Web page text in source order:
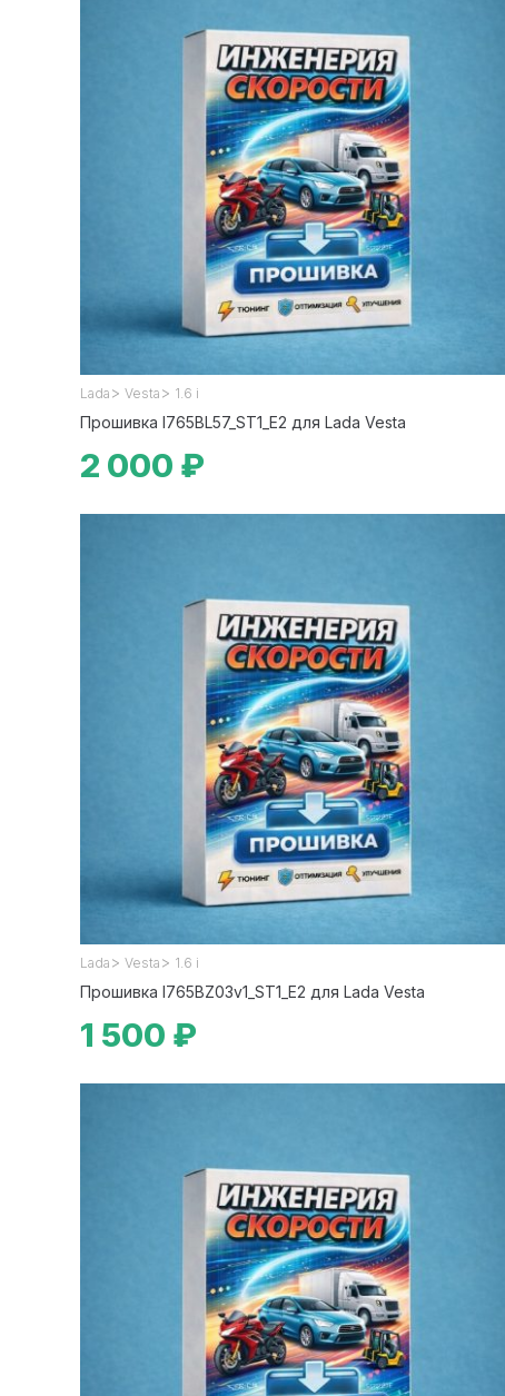
Lada > Vesta > 1.6 i
Прошивка I765BL57_ST1_E2 для Lada Vesta
2 000 ₽
Lada > Vesta > 1.6 i
Прошивка I765BZ03v1_ST1_E2 для Lada Vesta
1 500 ₽